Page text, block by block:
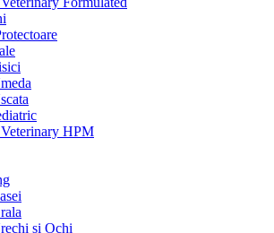
HPM
si Ochi